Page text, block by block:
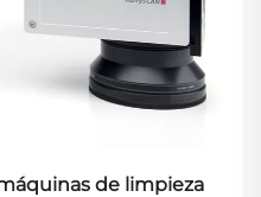
de limpieza